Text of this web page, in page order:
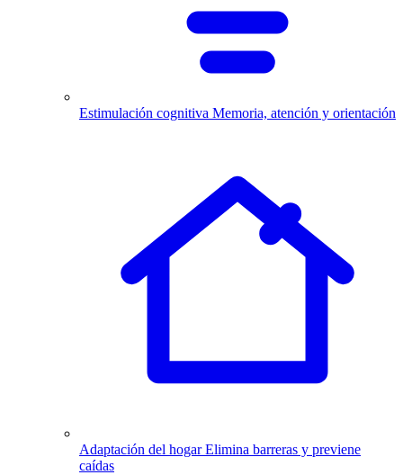
Estimulación cognitiva Memoria, atención y orientación
Adaptación del hogar Elimina barreras y previene
caídas